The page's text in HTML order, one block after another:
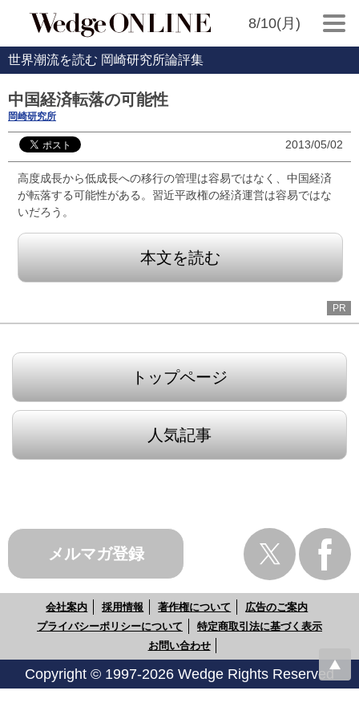
8/10(月)
世界潮流を読む 岡崎研究所論評集
中国経済転落の可能性
岡崎研究所
2013/05/02
高度成長から低成長への移行の管理は容易ではなく、中国経済
が転落する可能性がある。習近平政権の経済運営は容易ではな
いだろう。
本文を読む
PR
トップページ
人気記事
メルマガ登録
会社案内 採用情報 著作権について
広告のご案内
プライバシーポリシーについて
特定商取引法に基づく表示
お問い合わせ
Copyright © 1997-2026 Wedge Rights Reserved